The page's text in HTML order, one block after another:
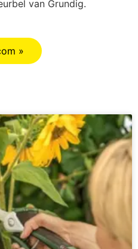
van Grundig.
»